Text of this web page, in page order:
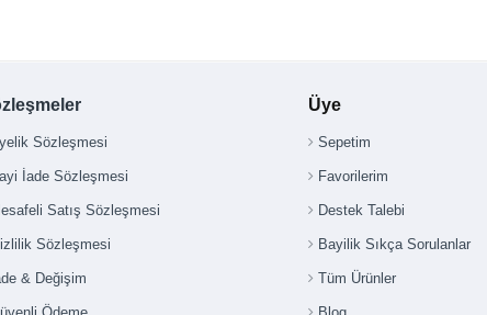
Sözleşmesi
İade Sözleşmesi
Satış Sözleşmesi
Sözleşmesi
& Değişim
Üye
Sepetim
Favorilerim
Destek Talebi
Bayilik Sıkça Sorulanlar
Tüm Ürünler